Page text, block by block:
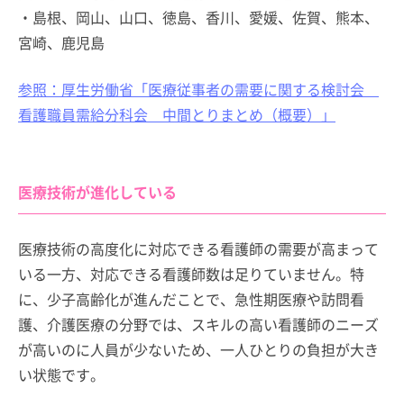
・島根、岡山、山口、徳島、香川、愛媛、佐賀、熊本、
宮崎、鹿児島
参照：厚生労働省「医療従事者の需要に関する検討会
看護職員需給分科会 中間とりまとめ（概要）」
医療技術が進化している
医療技術の高度化に対応できる看護師の需要が高まって
いる一方、対応できる看護師数は足りていません。特
に、少子高齢化が進んだことで、急性期医療や訪問看
護、介護医療の分野では、スキルの高い看護師のニーズ
が高いのに人員が少ないため、一人ひとりの負担が大き
い状態です。